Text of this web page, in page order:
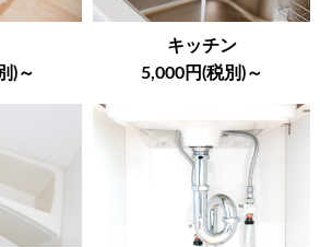
)～
キッチン
5,000円(税別)～